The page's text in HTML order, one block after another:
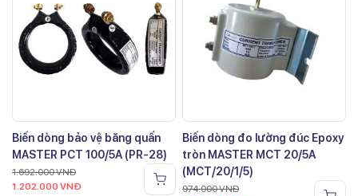
Biến dòng bảo vệ băng quấn
MASTER PCT 100/5A (PR-28)
1.692.000VNĐ
1.202.000 VNĐ
Biến dòng đo lường đúc Epoxy
tròn MASTER MCT 20/5A
(MCT/20/1/5)
974.000VNĐ